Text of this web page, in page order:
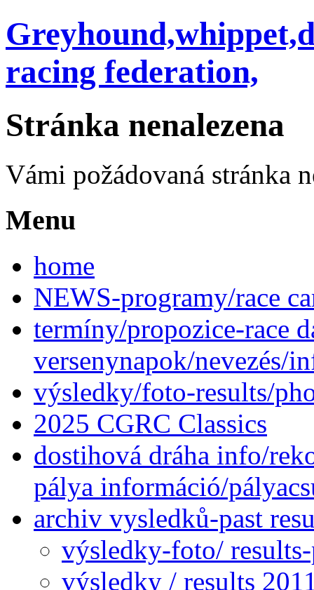
racing federation,
Stránka nenalezena
Vámi požádovaná stránka
Menu
home
NEWS-programy/race
termíny/propozice-race
versenynapok/nevezés/
výsledky/foto-results/
2025 CGRC Classics
dostihová dráha info/
pálya információ/
archiv vysledků-past
výsledky-foto/
výsledky / results